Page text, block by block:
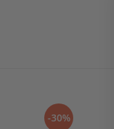
-30%